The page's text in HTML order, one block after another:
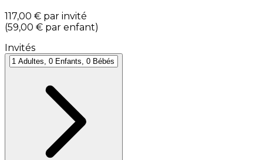
117,00 € par invité
(59,00 € par enfant)
Invités